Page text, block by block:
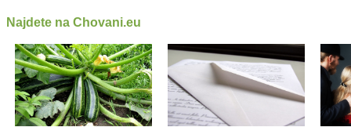
Najdete na Chovani.eu